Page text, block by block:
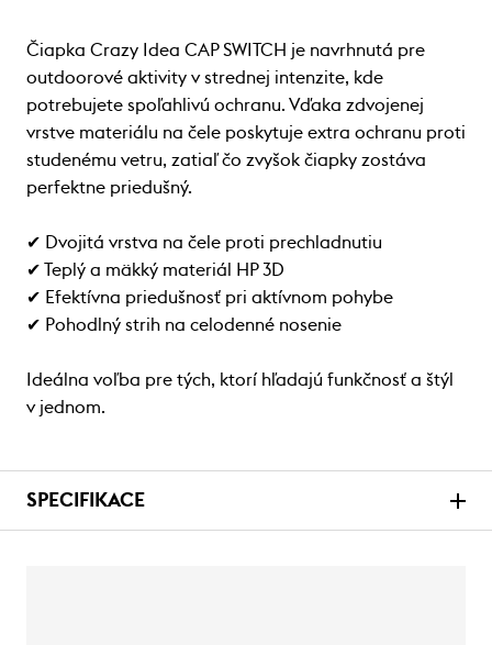
Čiapka Crazy Idea CAP SWITCH je navrhnutá pre
outdoorové aktivity v strednej intenzite, kde
potrebujete spoľahlivú ochranu. Vďaka zdvojenej
vrstve materiálu na čele poskytuje extra ochranu proti
studenému vetru, zatiaľ čo zvyšok čiapky zostáva
perfektne priedušný.
✔ Dvojitá vrstva na čele proti prechladnutiu
✔ Teplý a mäkký materiál HP 3D
✔ Efektívna priedušnosť pri aktívnom pohybe
✔ Pohodlný strih na celodenné nosenie
Ideálna voľba pre tých, ktorí hľadajú funkčnosť a štýl
v jednom.
SPECIFIKACE